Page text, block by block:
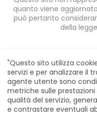
quanto viene
può pertanto
della
Home Chi siamo
"Questo sito utilizza
servizi e per analizzare il
agente utente sono
metriche sulle prestazioni
qualità del servizio,
e contrastare eventuali